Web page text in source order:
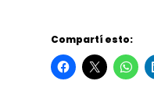
Compartí esto: